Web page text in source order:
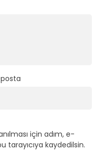
için adım, e-
tarayıcıya kaydedilsin.